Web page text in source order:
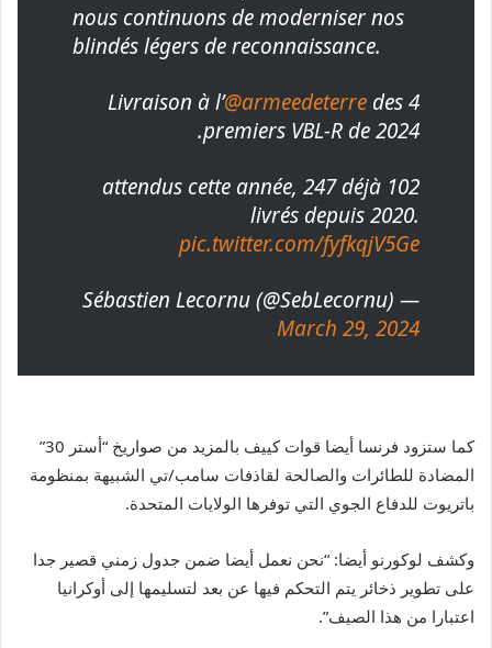
nous continuons de moderniser nos
blindés légers de reconnaissance.
Livraison à l’@armeedeterre des 4
premiers VBL-R de 2024.
102 attendus cette année, 247 déjà
livrés depuis 2020.
pic.twitter.com/fyfkqjV5Ge
— Sébastien Lecornu (@SebLecornu)
March 29, 2024
كما ستزود فرنسا أيضا قوات كييف بالمزيد من صواريخ “أستر 30”
المضادة للطائرات والصالحة لقاذفات سامب/تي الشبيهة بمنظومة
باتريوت للدفاع الجوي التي توفرها الولايات المتحدة.
وكشف لوكورنو أيضا: “نحن نعمل أيضا ضمن جدول زمني قصير جدا
على تطوير ذخائر يتم التحكم فيها عن بعد لتسليمها إلى أوكرانيا
اعتبارا من هذا الصيف”.